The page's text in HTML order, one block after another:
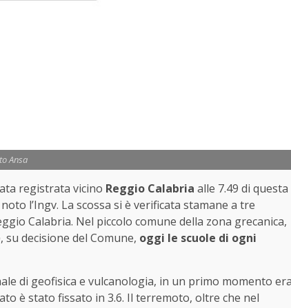
Ansa
registrata vicino Reggio Calabria alle 7.49 di questa
l’Ingv. La scossa si è verificata stamane a tre
Calabria. Nel piccolo comune della zona grecanica,
decisione del Comune, oggi le scuole di ogni
di geofisica e vulcanologia, in un primo momento
è stato fissato in 3.6. Il terremoto, oltre che nel